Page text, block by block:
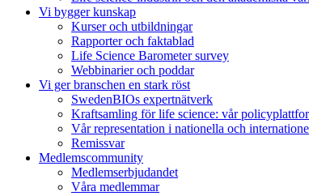
Vi bygger kunskap
Kurser och utbildningar
Rapporter och faktablad
Life Science Barometer survey
Webbinarier och poddar
Vi ger branschen en stark röst
SwedenBIOs expertnätverk
Kraftsamling för life science: vår
Vår representation i nationella och
Remissvar
Medlemscommunity
Medlemserbjudandet
Våra medlemmar